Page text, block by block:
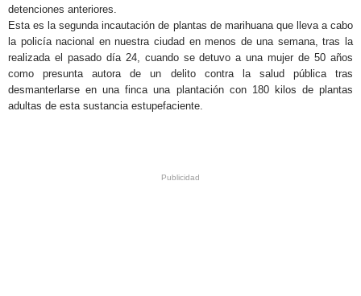
detenciones anteriores.
Esta es la segunda incautación de plantas de marihuana que lleva a cabo
la policía nacional en nuestra ciudad en menos de una semana, tras la
realizada el pasado día 24, cuando se detuvo a una mujer de 50 años
como presunta autora de un delito contra la salud pública tras
desmanterlarse en una finca una plantación con 180 kilos de plantas
adultas de esta sustancia estupefaciente.